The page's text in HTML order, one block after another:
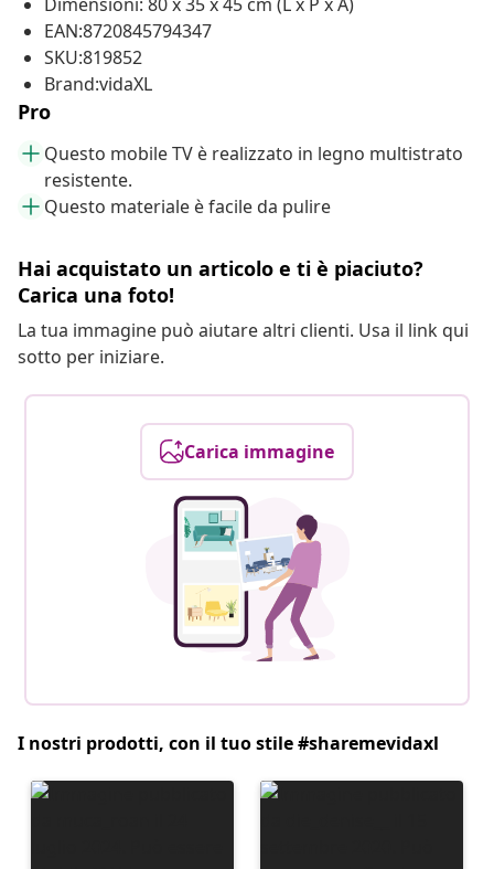
EAN:8720845794347
SKU:819852
Brand:vidaXL
Pro
Questo mobile TV è realizzato in legno multistrato
resistente.
Questo materiale è facile da pulire
Hai acquistato un articolo e ti è piaciuto?
Carica una foto!
La tua immagine può aiutare altri clienti. Usa il link qui
sotto per iniziare.
Carica immagine
I nostri prodotti, con il tuo stile #sharemevidaxl